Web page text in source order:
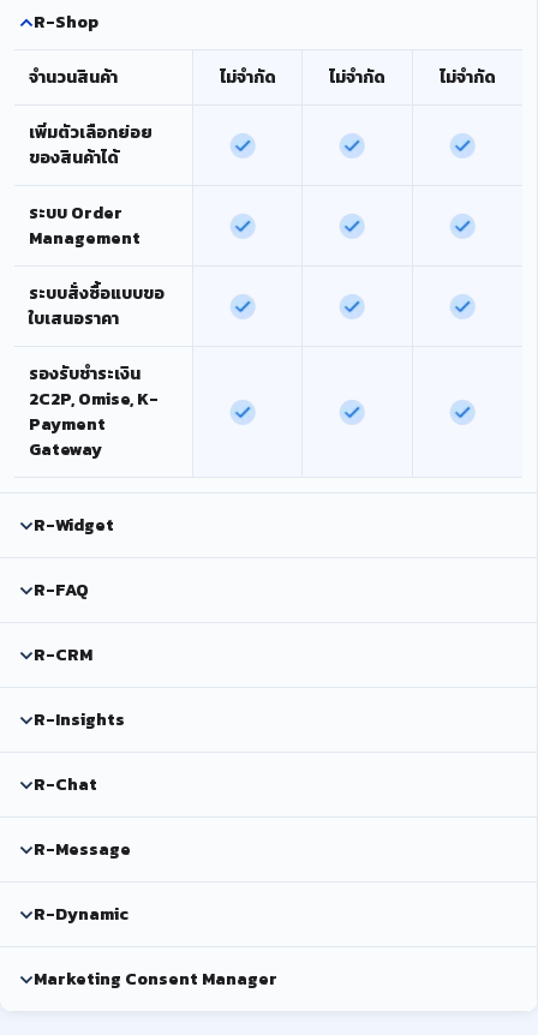
R-Shop
จำนวนสินค้า ไม่จำกัด ไม่จำกัด ไม่จำกัด
เพิ่มตัวเลือกย่อย
ของสินค้าได้
ระบบ Order
Management
ระบบสั่งซื้อแบบขอ
ใบเสนอราคา
รองรับชำระเงิน
2C2P, Omise, K-
Payment
Gateway
R-Widget
R-FAQ
R-CRM
R-Insights
R-Chat
R-Message
R-Dynamic
Marketing Consent Manager